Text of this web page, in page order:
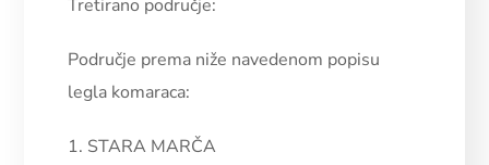
Tretirano područje:
Područje prema niže navedenom popisu
legla komaraca:
1. STARA MARČA